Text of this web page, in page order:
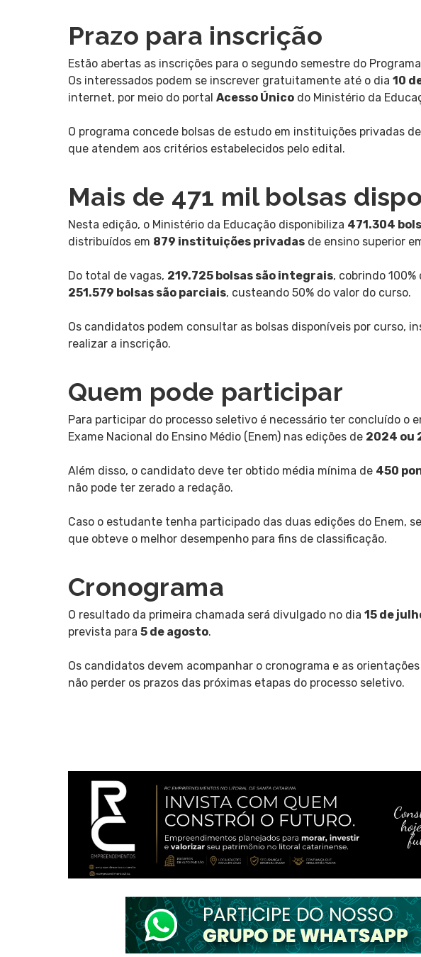
Prazo para inscrição
Estão abertas as inscrições para o segundo semestre do
Os interessados podem se inscrever gratuitamente até o dia 10
internet, por meio do portal Acesso Único do Ministério da
O programa concede bolsas de estudo em instituições privadas
que atendem aos critérios estabelecidos pelo edital.
Mais de 471 mil bolsas
Nesta edição, o Ministério da Educação disponibiliza 471.304
distribuídos em 879 instituições privadas de ensino superior
Do total de vagas, 219.725 bolsas são integrais, cobrindo
251.579 bolsas são parciais, custeando 50% do valor do curso.
Os candidatos podem consultar as bolsas disponíveis por curso,
realizar a inscrição.
Quem pode participar
Para participar do processo seletivo é necessário ter concluído o
Exame Nacional do Ensino Médio (Enem) nas edições de 2024 ou
Além disso, o candidato deve ter obtido média mínima de 450
não pode ter zerado a redação.
Caso o estudante tenha participado das duas edições do Enem,
que obteve o melhor desempenho para fins de classificação.
Cronograma
O resultado da primeira chamada será divulgado no dia 15 de
prevista para 5 de agosto.
Os candidatos devem acompanhar o cronograma e as
não perder os prazos das próximas etapas do processo seletivo.